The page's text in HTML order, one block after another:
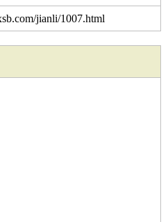
jianli/1007.html